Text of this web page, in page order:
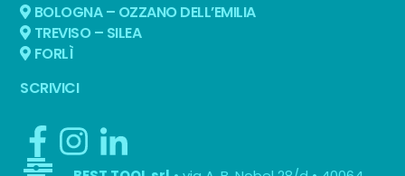
BOLOGNA – OZZANO DELL’EMILIA
TREVISO – SILEA
FORLÌ
SCRIVICI